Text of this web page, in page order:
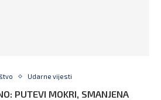
Udarne vijesti
PUTEVI MOKRI, SMANJENA